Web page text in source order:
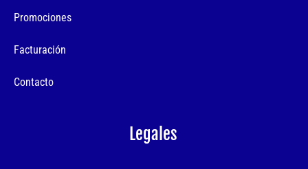
Promociones
Facturación
Contacto
Legales